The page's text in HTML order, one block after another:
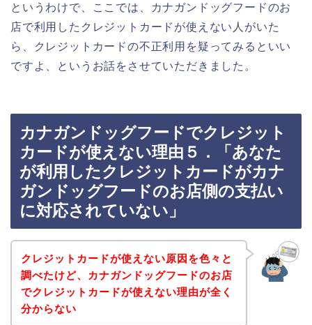
というわけで、ここでは、カナガンドッグフードのお
店で利用したクレジットカードが使えない人がいた
ら、クレジットカードの不正利用を疑ってみるといい
ですよ、というお話をさせていただきました。
カナガンドッグフードでクレジット
カードが使えない理由５．「あなた
が利用したクレジットカードがカナ
ガンドッグフードのお店側の支払い
に対応されていない」
クレジットカードが使えない原因を色々と
調べたけど、カナガンドッグフードのお店
でクレジットカードが使えない理由が全く
分からない